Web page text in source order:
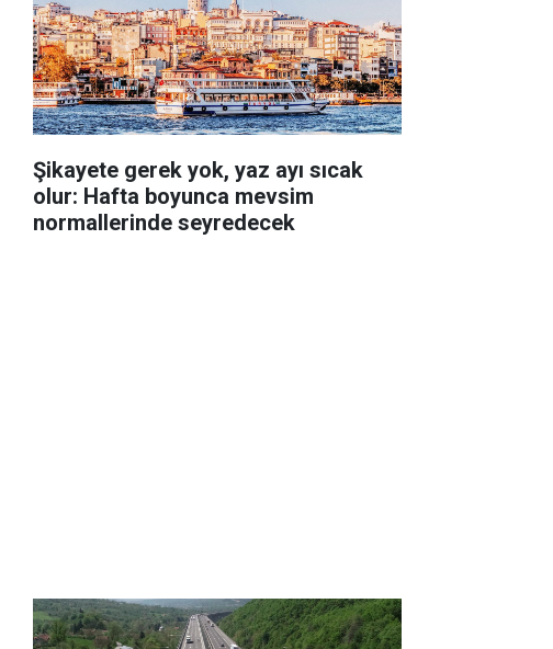
Şikayete gerek yok, yaz ayı sıcak
olur: Hafta boyunca mevsim
normallerinde seyredecek